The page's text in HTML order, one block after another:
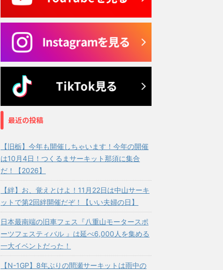
最近の投稿
【旧栃】今年も開催しちゃいます！今年の開催
は10月4日！つくるまサーキット那須に集合
だ！【2026】
【絆】お、覚えとけよ！11月22日は中山サーキ
ットで第2回絆開催だぞ！【いい夫婦の日】
日本最南端の旧車フェス『八重山モータースポ
ーツフェスティバル 』は延べ6,000人を集める
一大イベントだった！
【N-1GP】8年ぶりの間瀬サーキットは雨中の